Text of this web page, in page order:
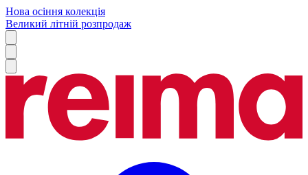
Нова осіння колекція
Великий літній розпродаж